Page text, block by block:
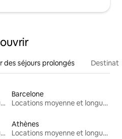
des séjours prolongés
Locations moyenne et longue durée
Barcelone
Locations moyenne et longue durée
Locations moyenne et longue durée
Athènes
Locations moyenne et longue durée